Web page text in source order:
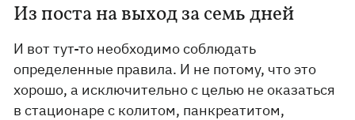
Из поста на выход за семь дней
И вот тут-то необходимо соблюдать
определенные правила. И не потому, что это
хорошо, а исключительно с целью не оказаться
в стационаре с колитом, панкреатитом,